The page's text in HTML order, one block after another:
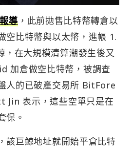
報導，此前拋售比特幣轉倉以
空比特幣與以太幣，進帳 1.
，在大規模清算潮發生後又
加倉做空比特幣，被調查
人的已破產交易所 BitFore
Jin 表示，這些空單只是在
保。
該巨鯨地址就開始平倉比特